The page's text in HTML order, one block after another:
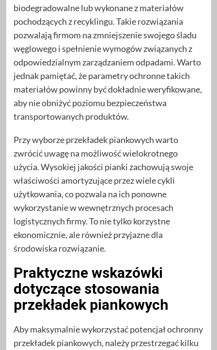
biodegradowalne lub wykonane z materiałów
pochodzących z recyklingu. Takie rozwiązania
pozwalają firmom na zmniejszenie swojego śladu
węglowego i spełnienie wymogów związanych z
odpowiedzialnym zarządzaniem odpadami. Warto
jednak pamiętać, że parametry ochronne takich
materiałów powinny być dokładnie weryfikowane,
aby nie obniżyć poziomu bezpieczeństwa
transportowanych produktów.
Przy wyborze przekładek piankowych warto
zwrócić uwagę na możliwość wielokrotnego
użycia. Wysokiej jakości pianki zachowują swoje
właściwości amortyzujące przez wiele cykli
użytkowania, co pozwala na ich ponowne
wykorzystanie w wewnętrznych procesach
logistycznych firmy. To nie tylko korzystne
ekonomicznie, ale również przyjazne dla
środowiska rozwiązanie.
Praktyczne wskazówki
dotyczące stosowania
przekładek piankowych
Aby maksymalnie wykorzystać potencjał ochronny
przekładek piankowych, należy przestrzegać kilku